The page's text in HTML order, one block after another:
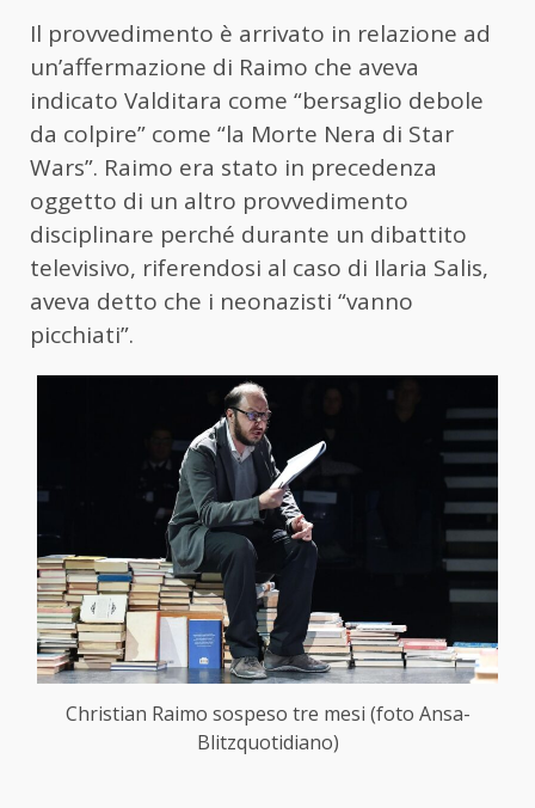
Il provvedimento è arrivato in relazione ad
un’affermazione di Raimo che aveva
indicato Valditara come “bersaglio debole
da colpire” come “la Morte Nera di Star
Wars”. Raimo era stato in precedenza
oggetto di un altro provvedimento
disciplinare perché durante un dibattito
televisivo, riferendosi al caso di Ilaria Salis,
aveva detto che i neonazisti “vanno
picchiati”.
Christian Raimo sospeso tre mesi (foto Ansa-
Blitzquotidiano)